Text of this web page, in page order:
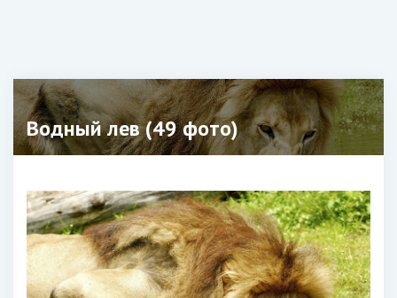
Водный лев (49 фото)